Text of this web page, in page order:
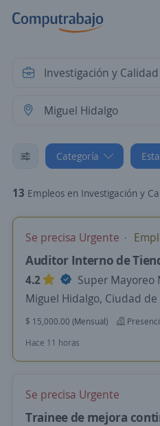
Categoría
13 Empleos en Investigación y Calidad en Miguel Hidalgo,
Se precisa Urgente
Auditor Interno de
4.2
Super Mayoreo
Miguel Hidalgo, Ciudad de
$ 15,000.00 (Mensual)
Hace 11 horas
Se precisa Urgente
Trainee de mejora